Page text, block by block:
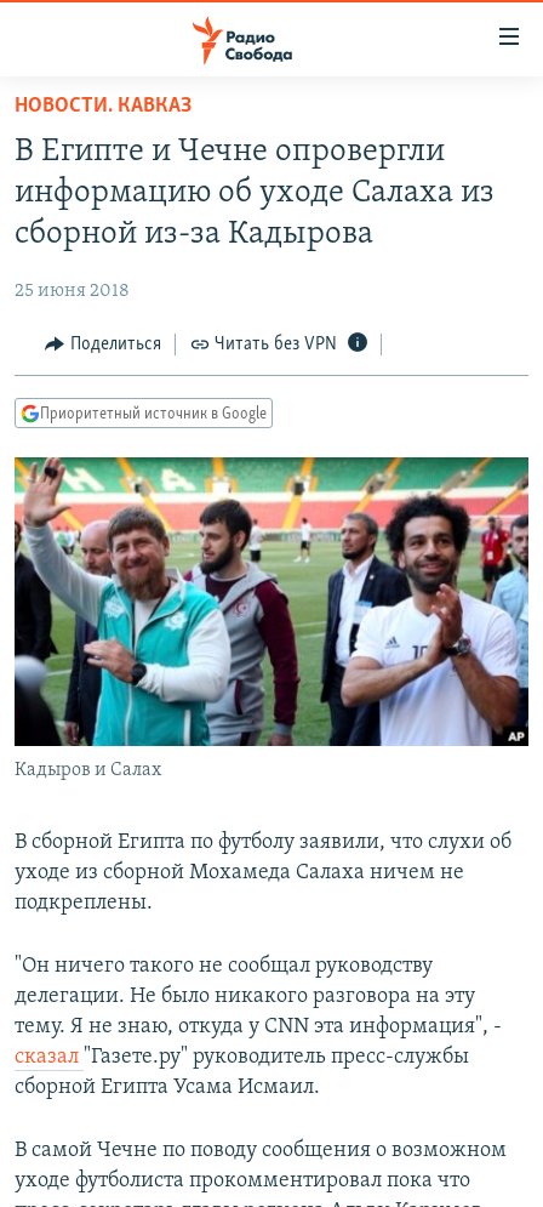
упрощенного
доступа
Вернуться
основному
Вернутся
Вернутся
поиску
ПОДКАСТЫ
АВТОРСКИЕ ПРОЕКТЫ
МНЕНИЯ
КУЛЬТУРА
КАВКАЗ.РЕАЛИИ
СЕВЕР.РЕАЛИИ
СИБИРЬ.РЕАЛИИ
РАСПИСАНИЕ ВЕЩАНИЯ
ПОДПИШИТЕСЬ НА РАССЫЛКУ
СОЦИАЛЬНЫЕ СЕТИ
Все сайты РСЕ/РС
НОВОСТИ. КАВКАЗ
В Египте и Чечне опровергли
информацию об уходе Салаха из
сборной из-за Кадырова
25 июня 2018
Поделиться Читать без VPN
Приоритетный источник в Google
Кадыров и Салах
В сборной Египта по футболу заявили, что слухи об
уходе из сборной Мохамеда Салаха ничем не
подкреплены.
"Он ничего такого не сообщал руководству
делегации. Не было никакого разговора на эту
тему. Я не знаю, откуда у CNN эта информация", -
сказал "Газете.ру" руководитель пресс-службы
сборной Египта Усама Исмаил.
В самой Чечне по поводу сообщения о возможном
уходе футболиста прокомментировал пока что